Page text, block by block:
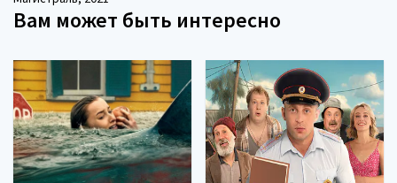
Вам может быть интересно